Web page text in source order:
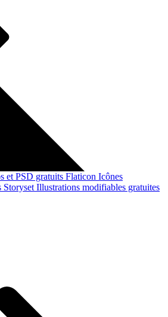
et PSD gratuits Flaticon Icônes
Storyset Illustrations modifiables gratuites